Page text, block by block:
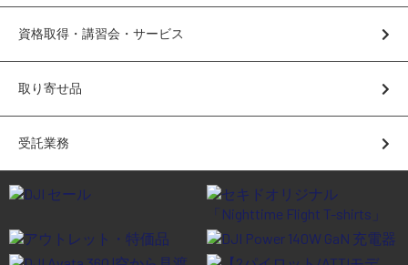
サポート・Q&A / 法人・学生のお客様
SEKIDO
コーポレートサイト
資格取得・講習会・サービス
取り寄せ品
受託業務